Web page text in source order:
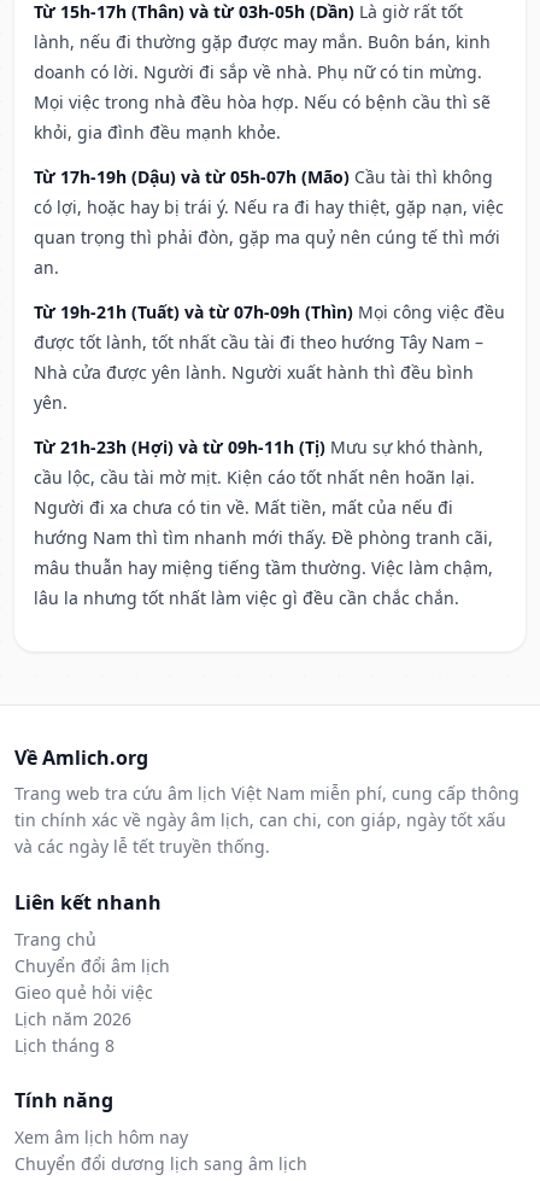
Từ 15h-17h (Thân) và từ 03h-05h (Dần) Là giờ rất tốt
lành, nếu đi thường gặp được may mắn. Buôn bán, kinh
doanh có lời. Người đi sắp về nhà. Phụ nữ có tin mừng.
Mọi việc trong nhà đều hòa hợp. Nếu có bệnh cầu thì sẽ
khỏi, gia đình đều mạnh khỏe.
Từ 17h-19h (Dậu) và từ 05h-07h (Mão) Cầu tài thì không
có lợi, hoặc hay bị trái ý. Nếu ra đi hay thiệt, gặp nạn, việc
quan trọng thì phải đòn, gặp ma quỷ nên cúng tế thì mới
an.
Từ 19h-21h (Tuất) và từ 07h-09h (Thìn) Mọi công việc đều
được tốt lành, tốt nhất cầu tài đi theo hướng Tây Nam –
Nhà cửa được yên lành. Người xuất hành thì đều bình
yên.
Từ 21h-23h (Hợi) và từ 09h-11h (Tị) Mưu sự khó thành,
cầu lộc, cầu tài mờ mịt. Kiện cáo tốt nhất nên hoãn lại.
Người đi xa chưa có tin về. Mất tiền, mất của nếu đi
hướng Nam thì tìm nhanh mới thấy. Đề phòng tranh cãi,
mâu thuẫn hay miệng tiếng tầm thường. Việc làm chậm,
lâu la nhưng tốt nhất làm việc gì đều cần chắc chắn.
Về Amlich.org
Trang web tra cứu âm lịch Việt Nam miễn phí, cung cấp thông
tin chính xác về ngày âm lịch, can chi, con giáp, ngày tốt xấu
và các ngày lễ tết truyền thống.
Liên kết nhanh
Trang chủ
Chuyển đổi âm lịch
Gieo quẻ hỏi việc
Lịch năm 2026
Lịch tháng 8
Tính năng
Xem âm lịch hôm nay
Chuyển đổi dương lịch sang âm lịch